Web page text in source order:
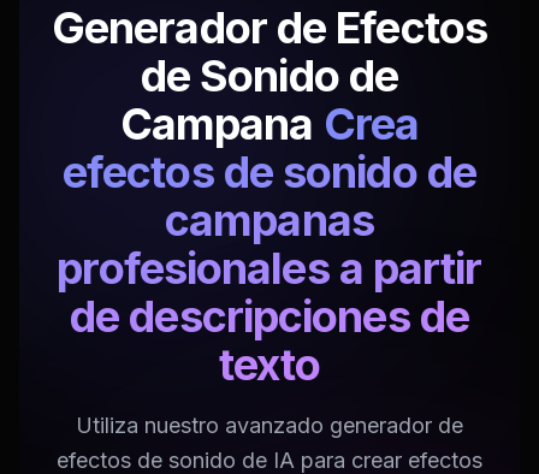
Generador de Efectos
de Sonido de
Campana Crea
efectos de sonido de
campanas
profesionales a partir
de descripciones de
texto
Utiliza nuestro avanzado generador de
efectos de sonido de IA para crear efectos